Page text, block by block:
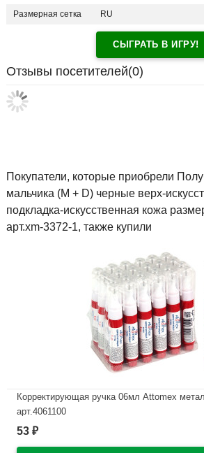
Размерная сетка RU
СЫГРАТЬ В ИГРУ!
Отзывы посетителей(0)
Покупатели, которые приобрели
мальчика (M + D) черные верх-
подкладка-искусственная кожа
арт.xm-3372-1, также купили
Корректирующая ручка 06мл Attomex
арт.4061100
В наличии
53 ₽